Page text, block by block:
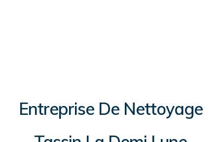
Entreprise De Nettoyage